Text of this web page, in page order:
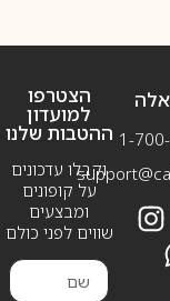
1-
הצטרפו
למועדון
ההטבות שלנו
וקבלו עדכונים
על קופונים
ומבצעים
שווים לפני כולם